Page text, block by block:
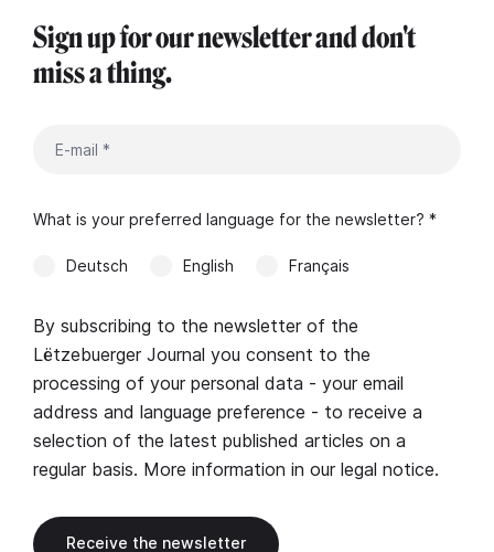
Sign up for our newsletter and don't
miss a thing.
What is your preferred language for the newsletter? *
Deutsch English Français
By subscribing to the newsletter of the
Lëtzebuerger Journal you consent to the
processing of your personal data - your email
address and language preference - to receive a
selection of the latest published articles on a
regular basis. More information in our legal notice.